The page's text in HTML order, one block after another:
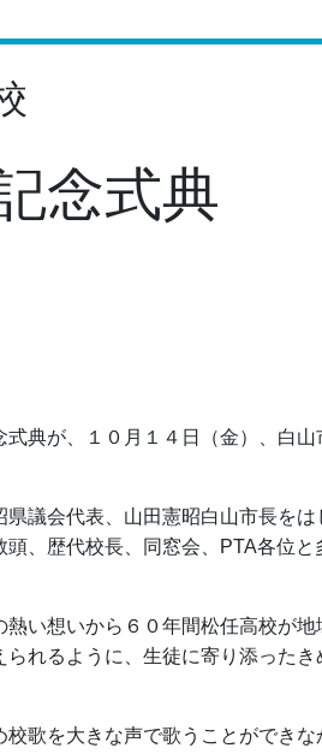
念式典
典が、１０月１４日（金）、白山
議会代表、山田憲昭白山市長を
、歴代校長、同窓会、PTA各位
い想いから６０年間松任高校が
れるように、生徒に寄り添った
歌を大きな声で歌うことができ